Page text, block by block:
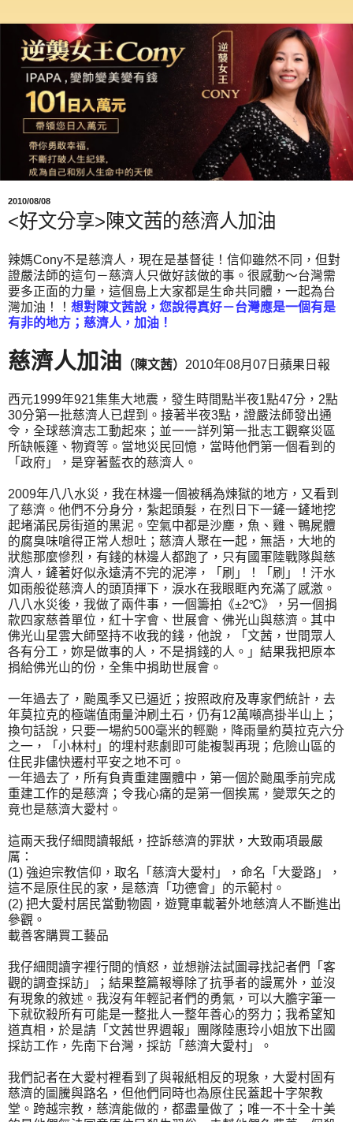
2010/08/08
<好文分享>陳文茜的慈濟人加油
辣媽Cony不是慈濟人，現在是基督徒！信仰雖然不同，但對
證嚴法師的這句－慈濟人只做好該做的事。很感動～台灣需
要多正面的力量，這個島上大家都是生命共同體，一起為台
灣加油！！ 想對陳文茜說，您說得真好－台灣應是一個有是
有非的地方；慈濟人，加油！
慈濟人加油 （陳文茜） 2010年08月07日蘋果日報
西元1999年921集集大地震，發生時間點半夜1點47分，2點
30分第一批慈濟人已趕到。接著半夜3點，證嚴法師發出通
令，全球慈濟志工動起來；並一一詳列第一批志工觀察災區
所缺帳篷、物資等。當地災民回憶，當時他們第一個看到的
「政府」，是穿著藍衣的慈濟人。
2009年八八水災，我在林邊一個被稱為煉獄的地方，又看到
了慈濟。他們不分身分，紮起頭髮，在烈日下一鏟一鏟地挖
起堵滿民房街道的黑泥。空氣中都是沙塵，魚、雞、鴨屍體
的腐臭味嗆得正常人想吐；慈濟人聚在一起，無語，大地的
狀態那麼慘烈，有錢的林邊人都跑了，只有國軍陸戰隊與慈
濟人，鏟著好似永遠清不完的泥濘，「刷」！「刷」！汗水
如雨般從慈濟人的頭頂揮下，淚水在我眼眶內充滿了感激。
八八水災後，我做了兩件事，一個籌拍《±2℃》，另一個捐
款四家慈善單位，紅十字會、世展會、佛光山與慈濟。其中
佛光山星雲大師堅持不收我的錢，他說，「文茜，世間眾人
各有分工，妳是做事的人，不是捐錢的人。」結果我把原本
捐給佛光山的份，全集中捐助世展會。
一年過去了，颱風季又已逼近；按照政府及專家們統計，去
年莫拉克的極端值雨量沖刷土石，仍有12萬噸高掛半山上；
換句話說，只要一場約500毫米的輕颱，降雨量約莫拉克六分
之一，「小林村」的埋村悲劇即可能複製再現；危險山區的
住民非儘快遷村平安之地不可。
一年過去了，所有負責重建團體中，第一個於颱風季前完成
重建工作的是慈濟；令我心痛的是第一個挨罵，變眾矢之的
竟也是慈濟大愛村。
這兩天我仔細閱讀報紙，控訴慈濟的罪狀，大致兩項最嚴
厲：
(1) 強迫宗教信仰，取名「慈濟大愛村」，命名「大愛路」，
這不是原住民的家，是慈濟「功德會」的示範村。
(2) 把大愛村居民當動物園，遊覽車載著外地慈濟人不斷進出
參觀。
載善客購買工藝品
我仔細閱讀字裡行間的憤怒，並想辦法試圖尋找記者們「客
觀的調查採訪」；結果整篇報導除了抗爭者的謾罵外，並沒
有現象的敘述。我沒有年輕記者們的勇氣，可以大膽字筆一
下就砍殺所有可能是一整批人一整年善心的努力；我希望知
道真相，於是請「文茜世界週報」團隊陸惠玲小姐放下出國
採訪工作，先南下台灣，採訪「慈濟大愛村」。
我們記者在大愛村裡看到了與報紙相反的現象，大愛村固有
慈濟的圖騰與路名，但他們同時也為原住民蓋起十字架教
堂。跨越宗教，慈濟能做的，都盡量做了；唯一不十全十美